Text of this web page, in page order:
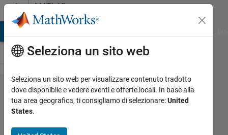
Vai al contenutoMATLAB
Answers
How to assign
value in
Seleziona un sito web
Seleziona un sito web per visualizzare contenuto tradotto
dove disponibile e vedere eventi e offerte locali. In base alla
tua area geografica, ti consigliamo di selezionare:United
States.